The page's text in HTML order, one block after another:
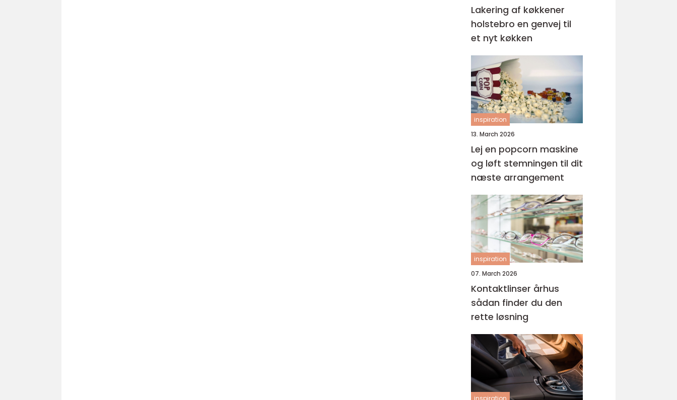
Lakering af køkkener
holstebro en genvej til
et nyt køkken
inspiration
13. March 2026
Lej en popcorn maskine
og løft stemningen til dit
næste arrangement
inspiration
07. March 2026
Kontaktlinser århus
sådan finder du den
rette løsning
inspiration